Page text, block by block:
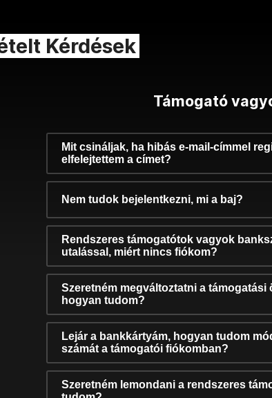
Kérdések
Támogató
Mit csináljak, ha hibás e-mail-címmel
elfelejtettem a címet?
Nem tudok bejelentkezni, mi a baj?
Rendszeres támogatótok vagyok
utalással, miért nincs fiókom?
Szeretném megváltoztatni a támogatási
hogyan tudom?
Lejár a bankkártyám, hogyan tudom
számát a támogatói fiókomban?
Szeretném lemondani a rendszeres